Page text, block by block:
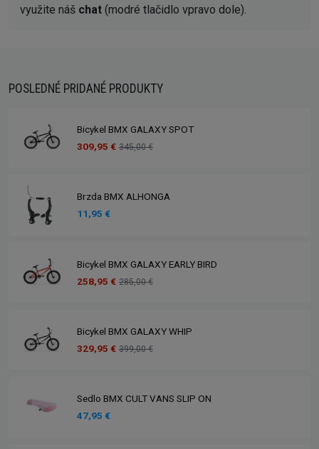
využite náš chat (modré tlačidlo vpravo dole).
POSLEDNÉ PRIDANÉ PRODUKTY
Bicykel BMX GALAXY SPOT
309,95 € 345,00 €
Brzda BMX ALHONGA
11,95 €
Bicykel BMX GALAXY EARLY BIRD
258,95 € 285,00 €
Bicykel BMX GALAXY WHIP
329,95 € 399,00 €
Sedlo BMX CULT VANS SLIP ON
47,95 €